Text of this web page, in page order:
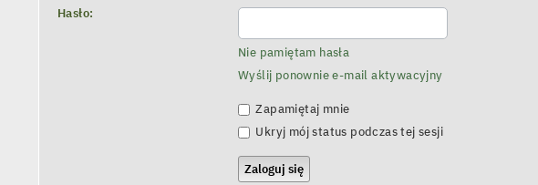
Hasło:
Nie pamiętam hasła
Wyślij ponownie e-mail aktywacyjny
Zapamiętaj mnie
Ukryj mój status podczas tej sesji